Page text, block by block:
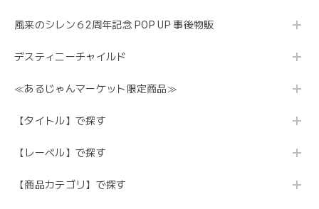
風来のシレン６2周年記念 POP UP 事後物販
デスティニーチャイルド
≪あるじゃんマーケット限定商品≫
【タイトル】で探す
【レーベル】で探す
【商品カテゴリ】で探す